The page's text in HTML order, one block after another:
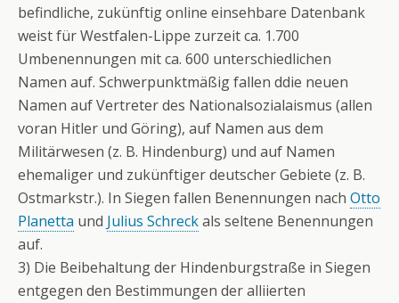
befindliche, zukünftig online einsehbare Datenbank
weist für Westfalen-Lippe zurzeit ca. 1.700
Umbenennungen mit ca. 600 unterschiedlichen
Namen auf. Schwerpunktmäßig fallen ddie neuen
Namen auf Vertreter des Nationalsozialaismus (allen
voran Hitler und Göring), auf Namen aus dem
Militärwesen (z. B. Hindenburg) und auf Namen
ehemaliger und zukünftiger deutscher Gebiete (z. B.
Ostmarkstr.). In Siegen fallen Benennungen nach Otto
Planetta und Julius Schreckals seltene Benennungen
auf.
3) Die Beibehaltung der Hindenburgstraße in Siegen
entgegen den Bestimmungen der alliierten